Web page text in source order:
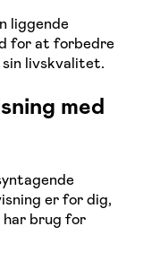
liggende
for at forbedre
livskvalitet.
med
er for dig,
har brug for